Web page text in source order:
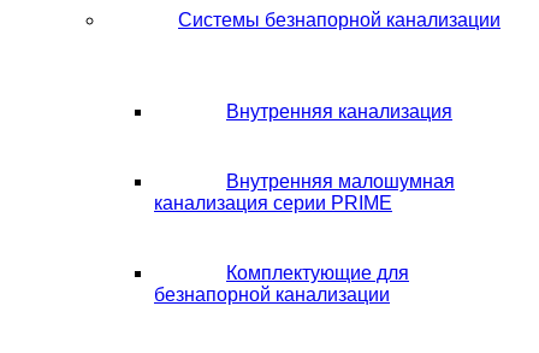
Системы безнапорной канализации
Внутренняя канализация
Внутренняя малошумная
канализация серии PRIME
Комплектующие для
безнапорной канализации